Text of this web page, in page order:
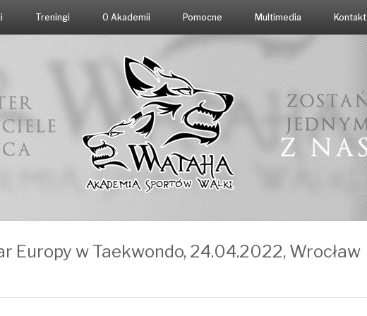
Treningi O Akademii Pomocne Multimedia Kontakt
Europy w Taekwondo, 24.04.2022, Wrocław